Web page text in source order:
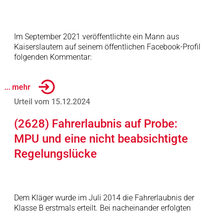
Im September 2021 veröffentlichte ein Mann aus
Kaiserslautern auf seinem öffentlichen Facebook-Profil
folgenden Kommentar:
... mehr
Urteil vom 15.12.2024
(2628) Fahrerlaubnis auf Probe:
MPU und eine nicht beabsichtigte
Regelungslücke
Dem Kläger wurde im Juli 2014 die Fahrerlaubnis der
Klasse B erstmals erteilt. Bei nacheinander erfolgten